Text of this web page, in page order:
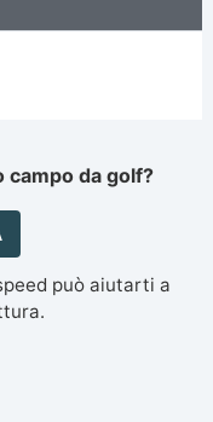
campo da golf?
può aiutarti a